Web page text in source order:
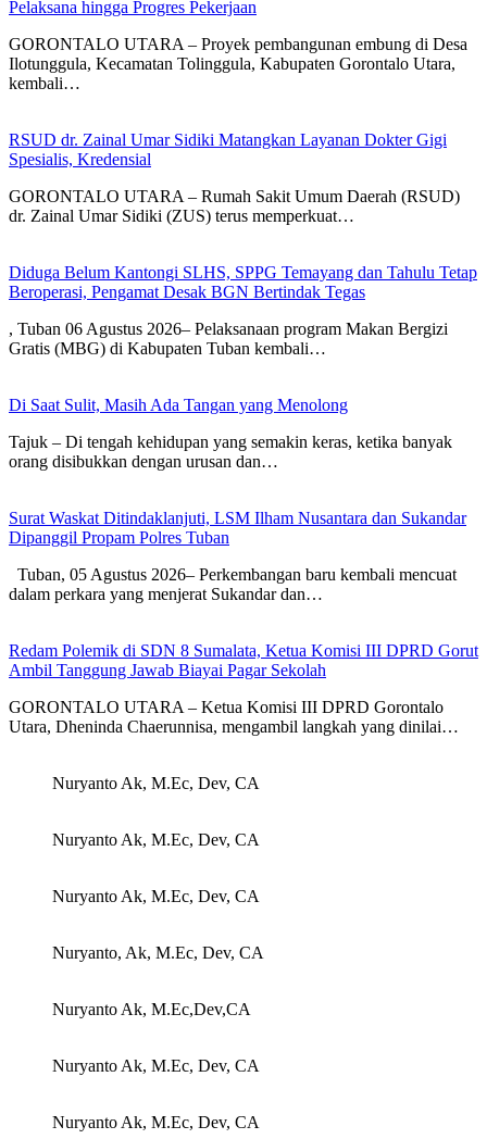
Pelaksana hingga Progres Pekerjaan
GORONTALO UTARA – Proyek pembangunan embung di Desa
Ilotunggula, Kecamatan Tolinggula, Kabupaten Gorontalo Utara,
kembali…
RSUD dr. Zainal Umar Sidiki Matangkan Layanan Dokter Gigi
Spesialis, Kredensial
GORONTALO UTARA – Rumah Sakit Umum Daerah (RSUD)
dr. Zainal Umar Sidiki (ZUS) terus memperkuat…
Diduga Belum Kantongi SLHS, SPPG Temayang dan Tahulu Tetap
Beroperasi, Pengamat Desak BGN Bertindak Tegas
, Tuban 06 Agustus 2026– Pelaksanaan program Makan Bergizi
Gratis (MBG) di Kabupaten Tuban kembali…
Di Saat Sulit, Masih Ada Tangan yang Menolong
Tajuk – Di tengah kehidupan yang semakin keras, ketika banyak
orang disibukkan dengan urusan dan…
Surat Waskat Ditindaklanjuti, LSM Ilham Nusantara dan Sukandar
Dipanggil Propam Polres Tuban
Tuban, 05 Agustus 2026– Perkembangan baru kembali mencuat
dalam perkara yang menjerat Sukandar dan…
Redam Polemik di SDN 8 Sumalata, Ketua Komisi III DPRD Gorut
Ambil Tanggung Jawab Biayai Pagar Sekolah
GORONTALO UTARA – Ketua Komisi III DPRD Gorontalo
Utara, Dheninda Chaerunnisa, mengambil langkah yang dinilai…
Nuryanto Ak, M.Ec, Dev, CA
Nuryanto Ak, M.Ec, Dev, CA
Nuryanto Ak, M.Ec, Dev, CA
Nuryanto, Ak, M.Ec, Dev, CA
Nuryanto Ak, M.Ec,Dev,CA
Nuryanto Ak, M.Ec, Dev, CA
Nuryanto Ak, M.Ec, Dev, CA